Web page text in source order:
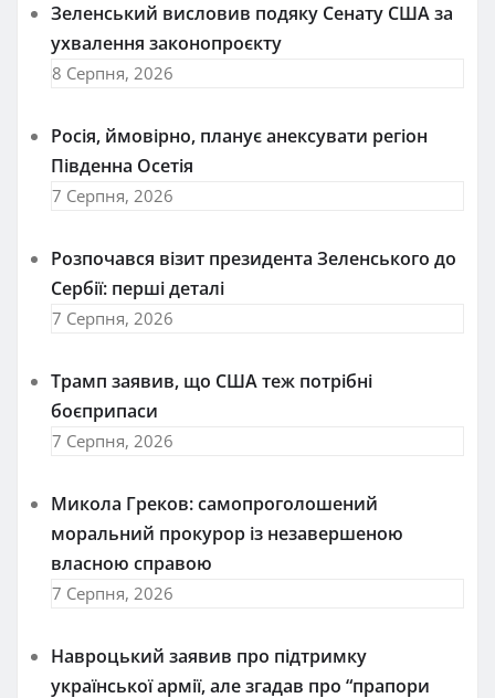
Зеленський висловив подяку Сенату США за
ухвалення законопроєкту
8 Серпня, 2026
Росія, ймовірно, планує анексувати регіон
Південна Осетія
7 Серпня, 2026
Розпочався візит президента Зеленського до
Сербії: перші деталі
7 Серпня, 2026
Трамп заявив, що США теж потрібні
боєприпаси
7 Серпня, 2026
Микола Греков: самопроголошений
моральний прокурор із незавершеною
власною справою
7 Серпня, 2026
Навроцький заявив про підтримку
української армії, але згадав про “прапори